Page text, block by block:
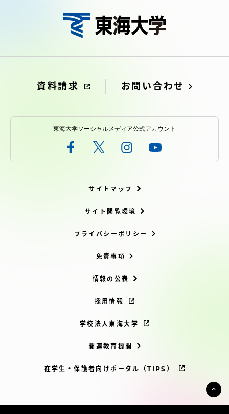
資料請求 お問い合わせ
東海大学ソーシャルメディア公式アカウント
サイトマップ
サイト閲覧環境
プライバシーポリシー
免責事項
情報の公表
採用情報
学校法人東海大学
関連教育機関
在学生・保護者向けポータル（TIPS）